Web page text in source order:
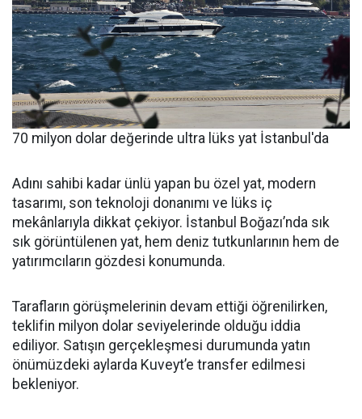
70 milyon dolar değerinde ultra lüks yat İstanbul'da
Adını sahibi kadar ünlü yapan bu özel yat, modern
tasarımı, son teknoloji donanımı ve lüks iç
mekânlarıyla dikkat çekiyor. İstanbul Boğazı’nda sık
sık görüntülenen yat, hem deniz tutkunlarının hem de
yatırımcıların gözdesi konumunda.
Tarafların görüşmelerinin devam ettiği öğrenilirken,
teklifin milyon dolar seviyelerinde olduğu iddia
ediliyor. Satışın gerçekleşmesi durumunda yatın
önümüzdeki aylarda Kuveyt’e transfer edilmesi
bekleniyor.